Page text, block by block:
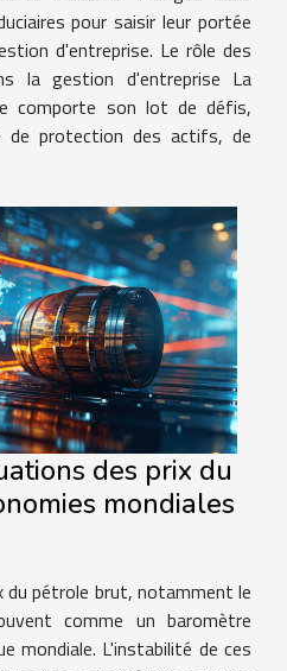
pour saisir leur portée
d'entreprise. Le rôle des
la gestion d'entreprise La
comporte son lot de défis,
de protection des actifs, de
des prix du
mondiales
pétrole brut, notamment le
comme un baromètre
mondiale. L'instabilité de ces